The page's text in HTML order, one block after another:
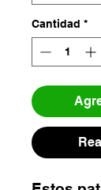
Cantidad *